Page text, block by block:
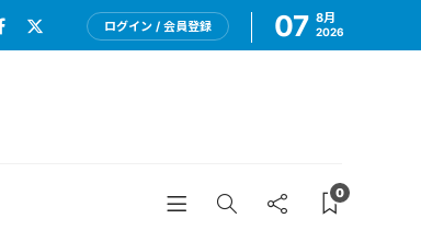
ログイン / 会員登録 07 8月
2026
0